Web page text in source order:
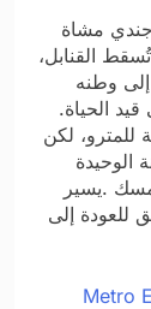
مشاة
القنابل،
وطنه
الحياة.
للمترو، لكن
الوحيدة
.يسير
للعودة إلى